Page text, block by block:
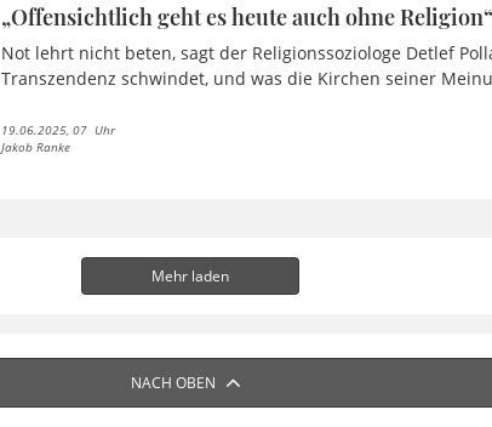
„Offensichtlich geht es heute auch ohne Religion“
Not lehrt nicht beten, sagt der Religionssoziologe Detlef
Transzendenz schwindet, und was die Kirchen seiner
19.06.2025, 07 Uhr
Jakob Ranke
Mehr laden
NACH OBEN